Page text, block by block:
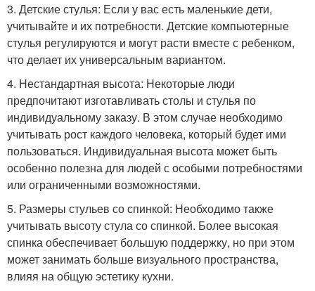
3. Детские стулья: Если у вас есть маленькие дети,
учитывайте и их потребности. Детские компьютерные
стулья регулируются и могут расти вместе с ребенком,
что делает их универсальным вариантом.
4. Нестандартная высота: Некоторые люди
предпочитают изготавливать столы и стулья по
индивидуальному заказу. В этом случае необходимо
учитывать рост каждого человека, который будет ими
пользоваться. Индивидуальная высота может быть
особенно полезна для людей с особыми потребностями
или ограниченными возможностями.
5. Размеры стульев со спинкой: Необходимо также
учитывать высоту стула со спинкой. Более высокая
спинка обеспечивает большую поддержку, но при этом
может занимать больше визуального пространства,
влияя на общую эстетику кухни.